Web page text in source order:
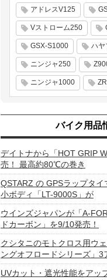
アドレスV125
Vストローム250
GSX-S1000 ハヤ
ニンジャ250
ニンジャ1000
バイク用品
デイトナから「HOT GRIP
売！ 最高約80℃の巻き
QSTARZ の GPSラップタ
小ボディ「LT-9000S」が
ウインズジャパンが「A-
ドカーボン」を9/10発売！
クシタニのモトクロス用ウ
ングオフロードシリーズ」3
UVカット・遮光性能をアッ